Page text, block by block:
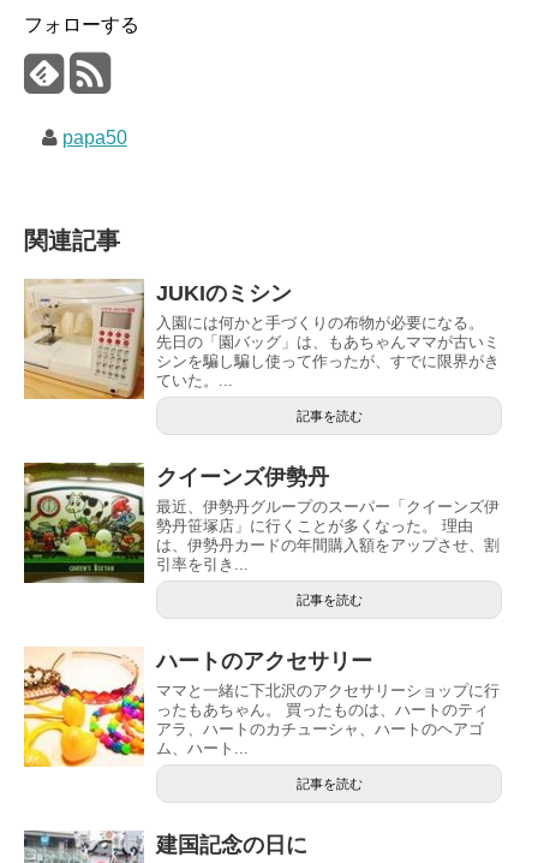
フォローする
papa50
関連記事
JUKIのミシン
入園には何かと手づくりの布物が必要になる。
先日の「園バッグ」は、もあちゃんママが古いミ
シンを騙し騙し使って作ったが、すでに限界がき
ていた。...
記事を読む
クイーンズ伊勢丹
最近、伊勢丹グループのスーパー「クイーンズ伊
勢丹笹塚店」に行くことが多くなった。 理由
は、伊勢丹カードの年間購入額をアップさせ、割
引率を引き...
記事を読む
ハートのアクセサリー
ママと一緒に下北沢のアクセサリーショップに行
ったもあちゃん。 買ったものは、ハートのティ
アラ、ハートのカチューシャ、ハートのヘアゴ
ム、ハート...
記事を読む
建国記念の日に